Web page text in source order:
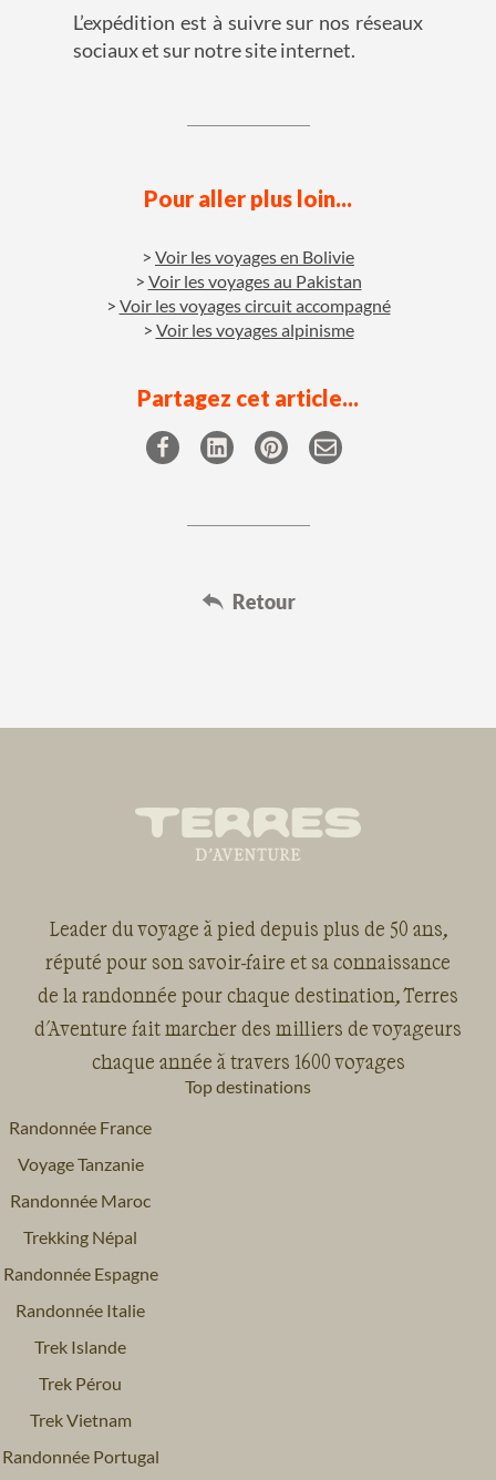
L’expédition est à suivre sur nos réseaux
sociaux et sur notre site internet.
Pour aller plus loin...
Voir les voyages en Bolivie
Voir les voyages au Pakistan
Voir les voyages circuit accompagné
Voir les voyages alpinisme
Partagez cet article...
Leader du voyage à pied depuis plus de 50 ans,
réputé pour son savoir-faire et sa connaissance
de la randonnée pour chaque destination, Terres
d'Aventure fait marcher des milliers de voyageurs
chaque année à travers 1600 voyages
Top destinations
Randonnée France
Voyage Tanzanie
Randonnée Maroc
Trekking Népal
Randonnée Espagne
Randonnée Italie
Trek Islande
Trek Pérou
Trek Vietnam
Randonnée Portugal